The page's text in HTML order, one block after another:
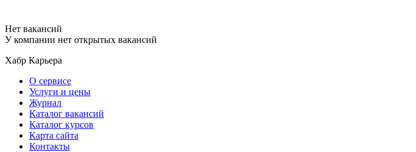
Нет вакансий
У компании нет открытых вакансий
Хабр Карьера
О сервисе
Услуги и цены
Журнал
Каталог вакансий
Каталог курсов
Карта сайта
Контакты